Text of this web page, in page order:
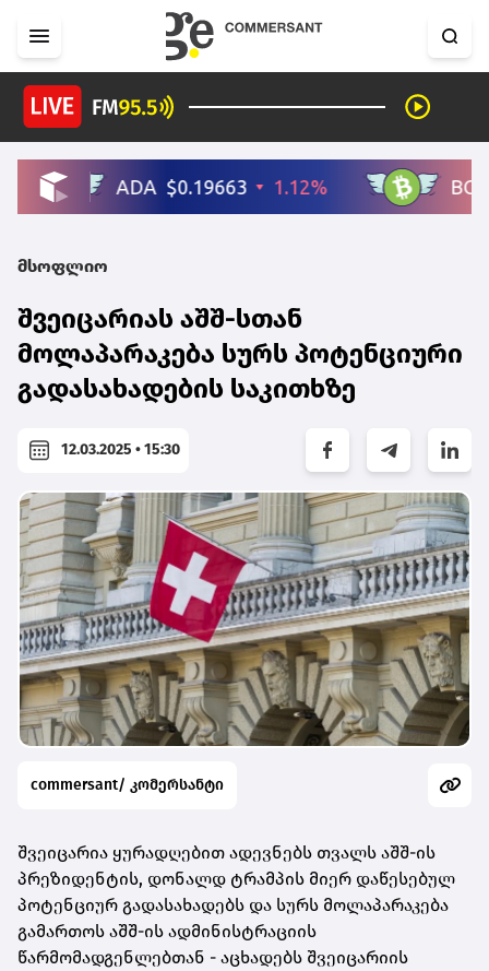
მსოფლიო
შვეიცარიას აშშ-სთან
მოლაპარაკება სურს პოტენციური
გადასახადების საკითხზე
12.03.2025 • 15:30
commersant/ კომერსანტი
შვეიცარია ყურადღებით ადევნებს თვალს აშშ-ის
პრეზიდენტის, დონალდ ტრამპის მიერ დაწესებულ
პოტენციურ გადასახადებს და სურს მოლაპარაკება
გამართოს აშშ-ის ადმინისტრაციის
წარმომადგენლებთან - აცხადებს შვეიცარიის